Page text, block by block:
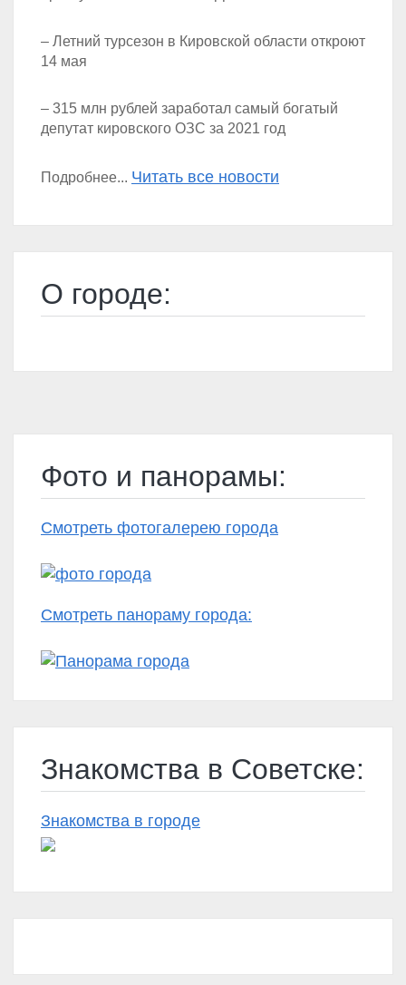
– Летний турсезон в Кировской области откроют
14 мая
– 315 млн рублей заработал самый богатый
депутат кировского ОЗС за 2021 год
Подробнее... Читать все новости
О городе:
Фото и панорамы:
Смотреть фотогалерею города
Смотреть панораму города:
Знакомства в Советске:
Знакомства в городе